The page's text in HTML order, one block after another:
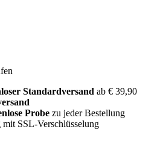
Standardversand ab € 39,90
Probe zu jeder Bestellung
mit SSL-Verschlüsselung